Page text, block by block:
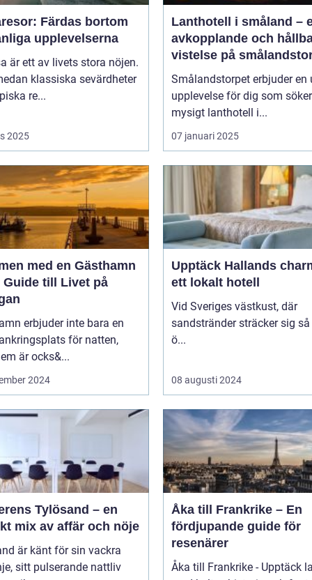
Färdas bortom
upplevelserna
är ett av livets stora nöjen.
klassiska sevärdheter
re...
2025
Lanthotell i småland –
avkopplande och
vistelse på
Smålandstorpet erbjuder en
upplevelse för dig som
mysigt lanthotell i...
07 januari 2025
med en Gästhamn
Guide till Livet på
erbjuder inte bara en
för natten,
är ocks&...
2024
Upptäck Hallands
ett lokalt hotell
Vid Sveriges västkust, där
sandstränder sträcker sig
ö...
08 augusti 2024
Tylösand – en
mix av affär och nöje
är känt för sin vackra
sitt pulserande nattliv
Åka till Frankrike – En
fördjupande guide för
resenärer
Åka till Frankrike - Upptäck